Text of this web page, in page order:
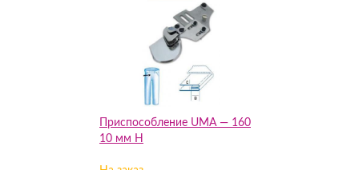
Приспособление UMA — 160
10 мм H